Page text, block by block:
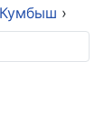
›